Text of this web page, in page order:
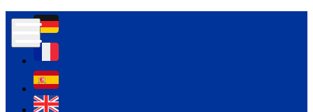
Контур психологічної безпеки глухих